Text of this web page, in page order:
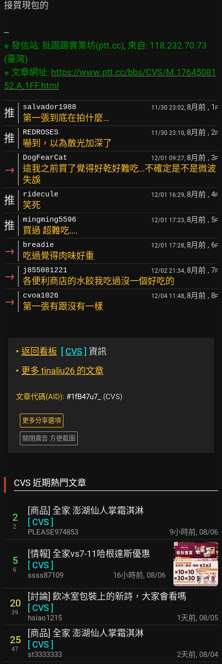
接買現包的
※ 發信站: 批踢踢實業坊(ptt.cc), 來自: 118.232.70.73
(臺灣)
※ 文章網址: https://www.ptt.cc/bbs/CVS/M.17645081
52.A.1FF.html
推 salvador1988 11/30 23:02, 8月前 , 1 F
第一張到底在拍什麼…
推 REDROSES 11/30 23:10, 8月前 , 2F
嚇到，以為散光加深了
→
DogFearCat 12/01 09:27, 8月前 , 3F
這我之前買了覺得好乾好難吃…不確定是不是微波
失誤
推 ridecule 12/01 16:29, 8月前 , 4F
笑死
推 mingming5596 12/01 17:23, 8月前 , 5F
買過 超難吃….
→ breadie 12/01 17:28, 8月前 , 6F
吃過覺得肉味好重
→ j855081221 12/02 21:34, 8月前 , 7F
各便利商店的水餃我吃過沒一個好吃的
→ cvoa1026 12/04 11:48, 8月前 , 8F
第一張有跟沒有一樣
‣ 返回看板 [ CVS ] 資訊
‣ 更多 tinaliu26 的文章
文章代碼(AID): #1fB47u7_ (CVS)
更多分享選項
關閉廣告 方便截圖
CVS 近期熱門文章
2
2
[商品] 全家 澎湖仙人掌霜淇淋
[ CVS ]
PLEASE974853 9小時前, 08/06
5
6
[情報] 全家vs7-11哈根達斯優惠
[ CVS ]
ssss87109 16小時前, 08/06
20
39
[討論] 飲冰室包裝上的新詩，大家會看嗎
[ CVS ]
hsiao1215 1天前, 08/05
25
47
[商品] 全家 澎湖仙人掌霜淇淋
[ CVS ]
st3333333 2天前, 08/04